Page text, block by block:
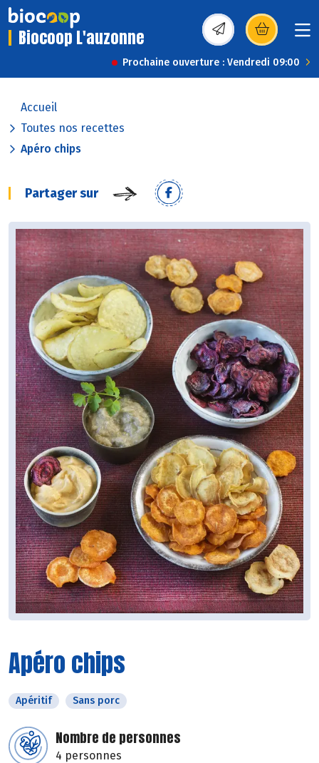
Biocoop L'auzonne (s’ouvre dans une
Prochaine ouverture : Vendredi 09:00
Accueil
Toutes nos recettes
Apéro chips
Partager sur
Apéro chips
Apéritif Sans porc
Nombre de personnes
4 personnes